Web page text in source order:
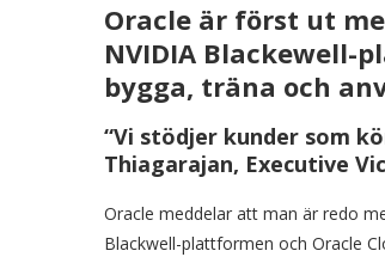
Oracle är först ut
NVIDIA
bygga, träna och
“Vi stödjer kunder som
Thiagarajan, Executive
Oracle meddelar att man är redo
Blackwell-plattformen och Oracle